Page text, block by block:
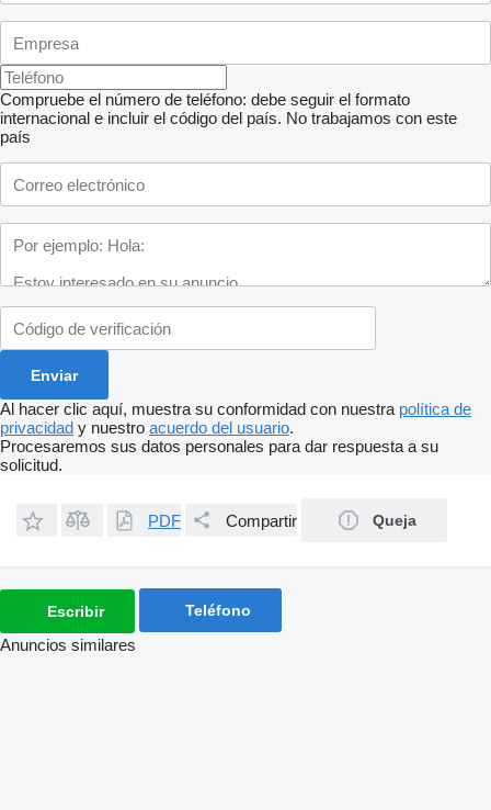
Compruebe el número de teléfono: debe seguir el formato
internacional e incluir el código del país. No trabajamos con este
país
Al hacer clic aquí, muestra su conformidad con nuestra política de
privacidad y nuestro acuerdo del usuario.
Procesaremos sus datos personales para dar respuesta a su
solicitud.
PDF Compartir Queja
Escribir Teléfono
Anuncios similares